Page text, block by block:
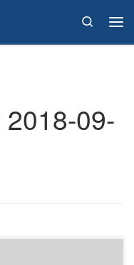
Search
2018-09-